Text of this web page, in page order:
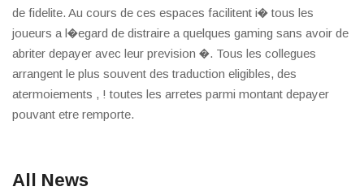
de fidelite. Au cours de ces espaces facilitent i� tous les
joueurs a l�egard de distraire a quelques gaming sans avoir de
abriter depayer avec leur prevision �. Tous les collegues
arrangent le plus souvent des traduction eligibles, des
atermoiements , ! toutes les arretes parmi montant depayer
pouvant etre remporte.
All News